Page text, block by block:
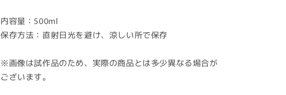
500ml
の
数
を
減
の
数
を
内容量：500ml
保存方法：直射日光を避け、涼しい所で保存
※画像は試作品のため、実際の商品とは多少異なる場合が
ございます。